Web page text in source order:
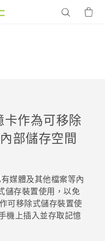
卡作為可移除
部儲存空間
媒體及其他檔案等內
儲存裝置使用，以免
可移除式儲存裝置使
機上插入並存取記憶